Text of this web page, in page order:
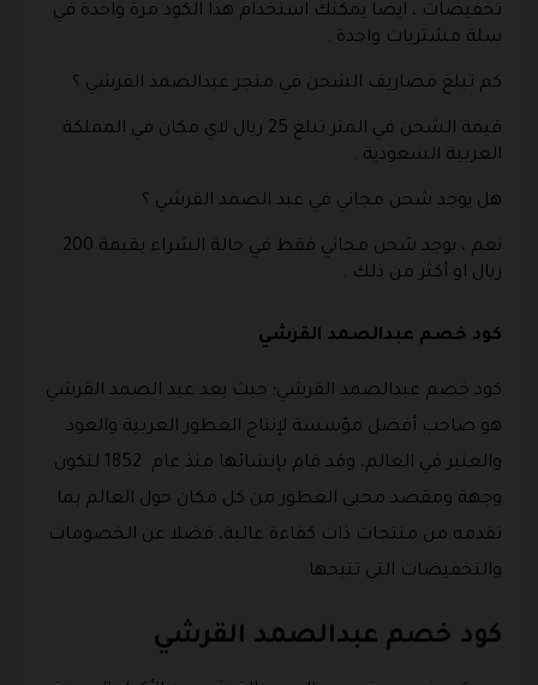
تخفيضات ، ايضا يمكنك استخدام هذا الكود مرة واحدة في
سلة مشتريات واحدة .
كم تبلغ مصاريف الشحن في متجر عبدالصمد القرشي ؟
قيمة الشحن في المتر تبلغ 25 ريال لاي مكان في المملكة
العربية السعودية .
هل يوجد شحن مجاني في عبد الصمد القرشي ؟
نعم ، يوجد شحن مجاني فقط في حالة الشراء بقيمة 200
ريال او أكثر من ذلك .
كود خصم عبدالصمد القرشي
كود خصم عبدالصمد القرشي؛ حيث يعد عبد الصمد القرشي
هو صاحب أفضل مؤسسة لإنتاج العطور العربية والعود
والعنبر في العالم، وقد قام بإنشائها منذ عام 1852 لتكون
وجهة ومقصد محبي العطور من كل مكان حول العالم بما
تقدمه من منتجات ذات كفاءة عالية، فضلا عن الخصومات
والتخفيضات التي تتيحها.
كود خصم عبدالصمد القرشي